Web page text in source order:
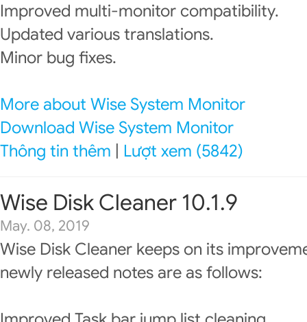
Improved multi-monitor compatibility.
Updated various translations.
Minor bug fixes.
More about Wise System Monitor
Download Wise System Monitor
Thông tin thêm
Lượt xem (5842)
Wise Disk Cleaner 10.1.9
May. 08, 2019
Wise Disk Cleaner keeps on its
newly released notes are as follows: